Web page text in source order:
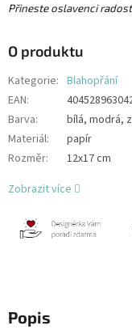
Přineste oslavenci
O produktu
Kategorie: Blahopřání
EAN:
Barva:
bílá, modrá,
Materiál:
papír
Rozměr: 12x17 cm
Zobrazit více
Popis